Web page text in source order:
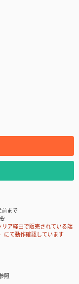
まで
ア経由で販売されている端
にて動作確認しています
照